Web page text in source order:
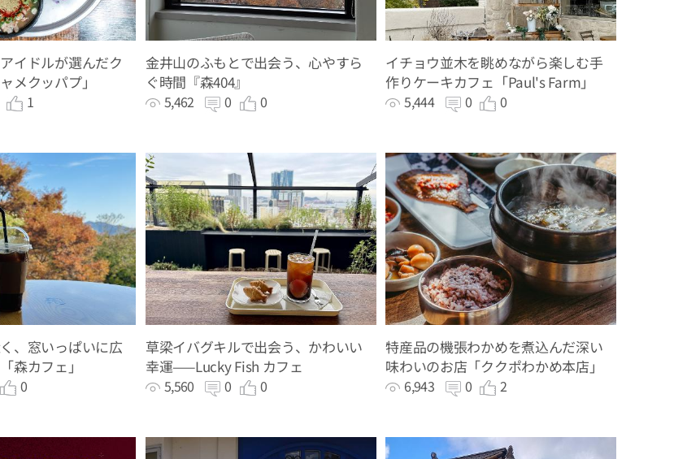
イドルが選んだク
メクッパプ」
1
金井山のふもとで出会う、心やすら
ぐ時間『森404』
5,462 0 0
イチョウ並木を眺めながら楽しむ手
作りケーキカフェ「Paul's Farm」
5,444 0 0
、窓いっぱいに広
森カフェ」
0
草梁イバグキルで出会う、かわいい
幸運——Lucky Fish カフェ
5,560 0 0
特産品の機張わかめを煮込んだ深い
味わいのお店「ククポわかめ本店」
6,943 0 2